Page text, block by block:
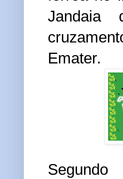
Jandaia
Emater.